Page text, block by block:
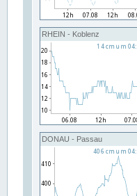
RHEIN - Koblenz
DONAU - Passau